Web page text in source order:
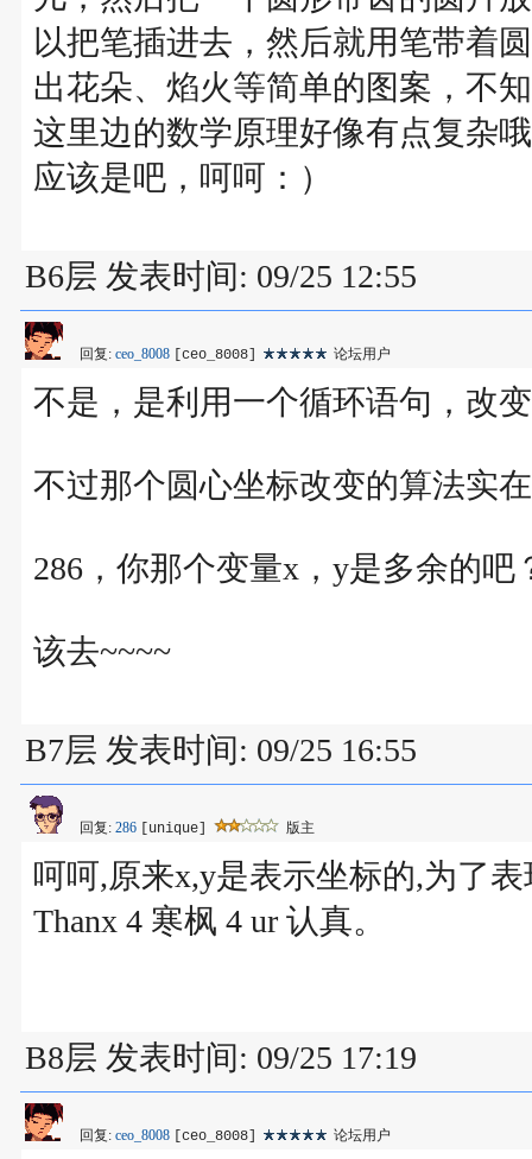
以把笔插进去，然后就用笔带着
出花朵、焰火等简单的图案，不
这里边的数学原理好像有点复杂哦
应该是吧，呵呵：）
B6层 发表时间: 09/25 12:55
回复: ceo_8008 [ceo_8008] 论坛用户
不是，是利用一个循环语句，改
不过那个圆心坐标改变的算法实
286，你那个变量x，y是多余的吧
该去~~~~
B7层 发表时间: 09/25 16:55
回复: 286 [unique] 版主
呵呵,原来x,y是表示坐标的,为了
Thanx 4 寒枫 4 ur 认真。
B8层 发表时间: 09/25 17:19
回复: ceo_8008 [ceo_8008] 论坛用户